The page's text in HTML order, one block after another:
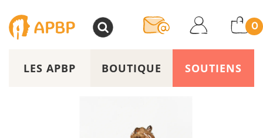
0
LES APBP BOUTIQUE SOUTIENS